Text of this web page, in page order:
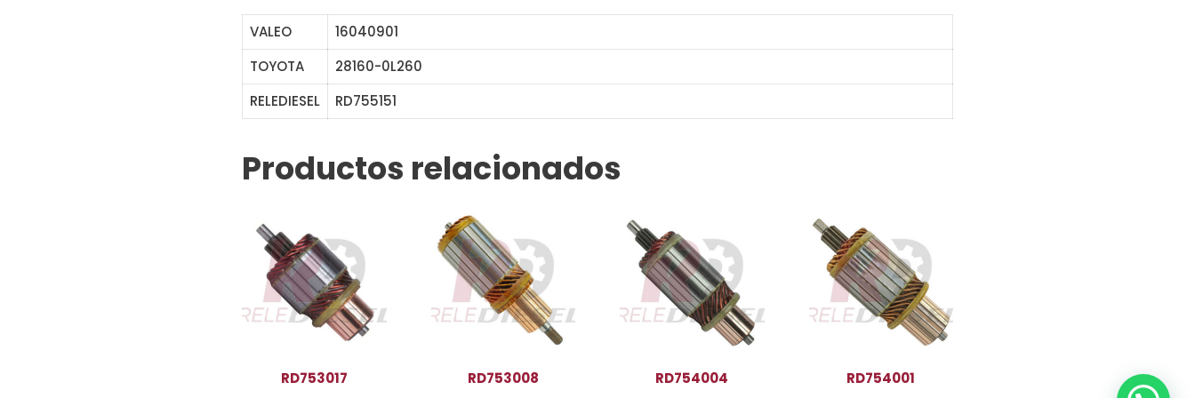
VALEO
16040901
TOYOTA
28160-0L260
RELEDIESEL
RD755151
Productos relacionados
RD753017 RD753008 RD754004 RD754001